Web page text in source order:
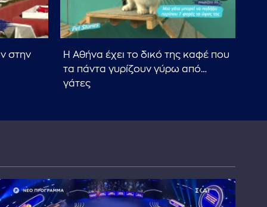
στην
Η Αθήνα έχει το δικό της καφέ που
τα πάντα γυρίζουν γύρω από…
γάτες